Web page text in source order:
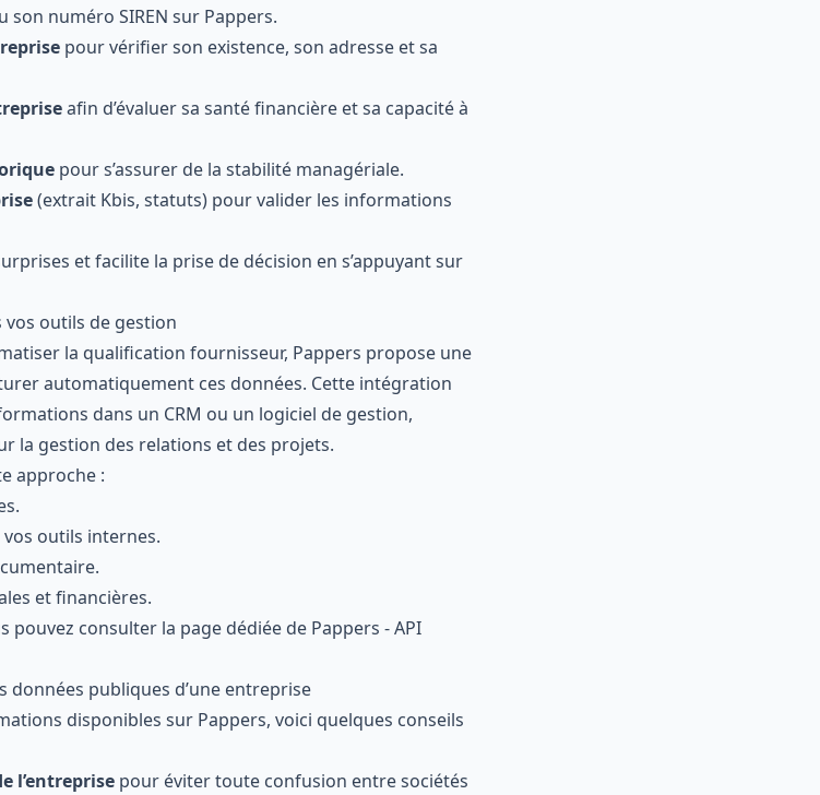
son numéro SIREN sur Pappers.
pour vérifier son existence, son adresse et sa
afin d’évaluer sa santé financière et sa capacité à
pour s’assurer de la stabilité managériale.
(extrait Kbis, statuts) pour valider les informations
et facilite la prise de décision en s’appuyant sur
outils de gestion
la qualification fournisseur, Pappers propose une
automatiquement ces données. Cette intégration
dans un CRM ou un logiciel de gestion,
la gestion des relations et des projets.
approche :
outils internes.
et financières.
pouvez consulter la page dédiée de Pappers - API
publiques d’une entreprise
disponibles sur Pappers, voici quelques conseils
l’entreprise pour éviter toute confusion entre sociétés